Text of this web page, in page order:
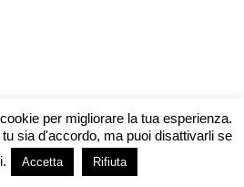
per migliorare la tua esperienza.
sia d'accordo, ma puoi disattivarli se
Accetta Rifiuta